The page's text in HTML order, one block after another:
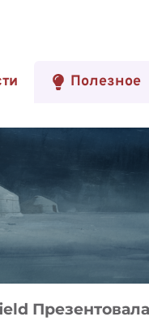
Полезное
Презентовала